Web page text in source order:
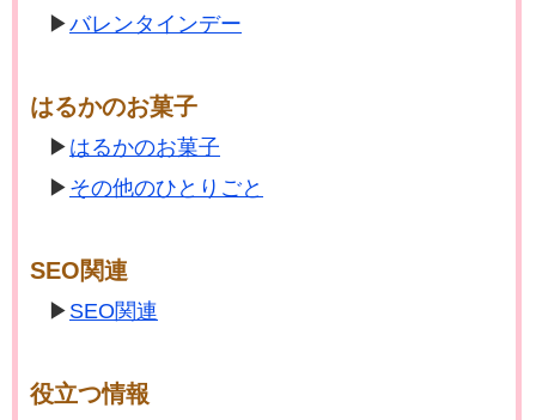
バレンタインデー
はるかのお菓子
はるかのお菓子
その他のひとりごと
SEO関連
SEO関連
役立つ情報